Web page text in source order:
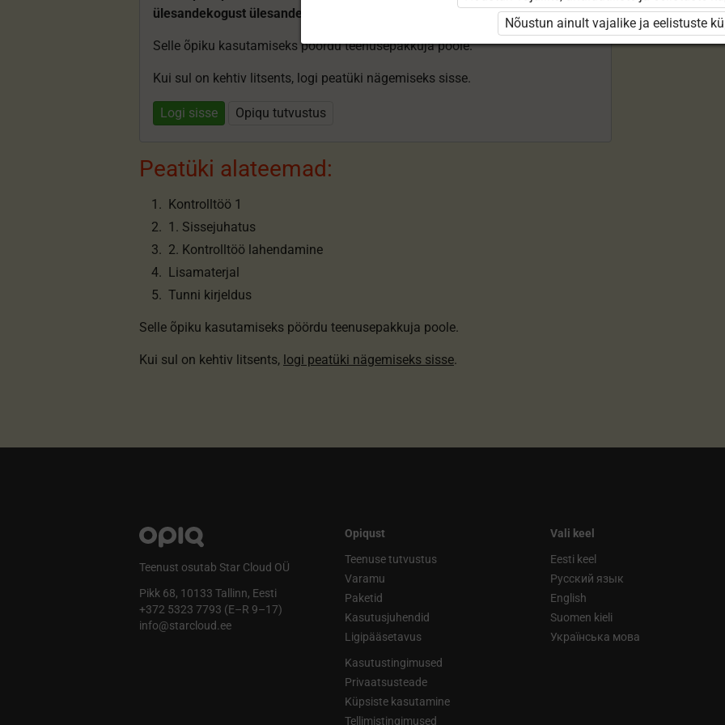
ülesandekogust ülesandeid.
Selle õpiku kasutamiseks pöördu teenusepakkuja poole.
Kui sul on kehtiv litsents, logi peatüki nägemiseks sisse.
Logi sisse Opiqu tutvustus
Peatüki alateemad:
Kontrolltöö 1
1. Sissejuhatus
2. Kontrolltöö lahendamine
Lisamaterjal
Tunni kirjeldus
Selle õpiku kasutamiseks pöördu teenusepakkuja poole.
Kui sul on kehtiv litsents, logi peatüki nägemiseks sisse.
Teenust osutab Star Cloud OÜ
Pikk 68, 10133 Tallinn, Eesti
+372 5323 7793 (E–R 9–17)
info@starcloud.ee
Opiqust
Teenuse tutvustus
Varamu
Paketid
Kasutusjuhendid
Ligipääsetavus
Kasutustingimused
Privaatsusteade
Küpsiste kasutamine
Tellimistingimused
Vali keel
Eesti keel
Русский язык
English
Suomen kieli
Українська мова
Nõustun ainult vajalike ja eelistuste